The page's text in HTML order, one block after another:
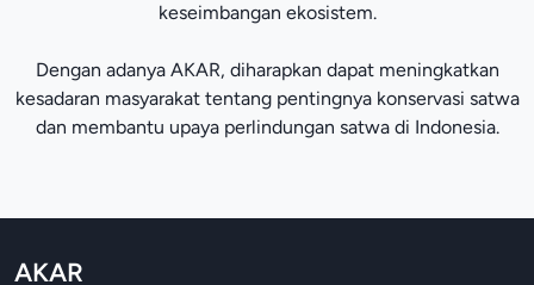
keseimbangan ekosistem.
Dengan adanya AKAR, diharapkan dapat meningkatkan
kesadaran masyarakat tentang pentingnya konservasi satwa
dan membantu upaya perlindungan satwa di Indonesia.
AKAR